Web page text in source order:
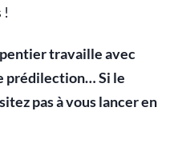
!
travaille avec
prédilection… Si le
pas à vous lancer en